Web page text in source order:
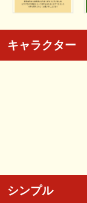
キャラクター
シンプル